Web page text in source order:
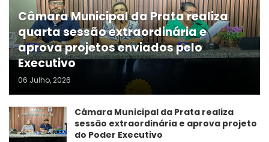
Câmara Municipal da Prata realiza
quarta sessão extraordinária e
aprova projetos enviados pelo
Executivo
06 Julho, 2026
Câmara Municipal da Prata realiza
sessão extraordinária e aprova projeto
do Poder Executivo